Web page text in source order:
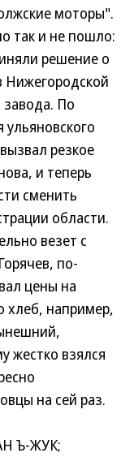
моторы".
так и не пошло:
решение о
Нижегородской
завода. По
резкое
и теперь
сменить
области.
везет с
по-
цены на
хлеб, например,
жестко взялся
на сей раз.
Ъ-ЖУК;